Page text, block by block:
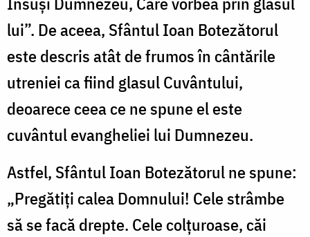
lui”. De aceea, Sfântul Ioan Botezătorul
este descris atât de frumos în cântările
utreniei ca fiind glasul Cuvântului,
deoarece ceea ce ne spune el este
cuvântul evangheliei lui Dumnezeu.
Astfel, Sfântul Ioan Botezătorul ne spune:
„Pregătiți calea Domnului! Cele strâmbe
să se facă drepte. Cele colțuroase, căi